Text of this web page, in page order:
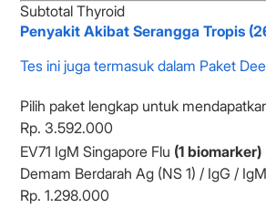
Subtotal Thyroid
Penyakit Akibat Serangga Tropis
Tes ini juga termasuk dalam Paket
Pilih paket lengkap untuk
Rp. 3.592.000
EV71 IgM Singapore Flu (1 biomarker)
Demam Berdarah Ag (NS 1) / IgG / IgM
Rp. 1.298.000